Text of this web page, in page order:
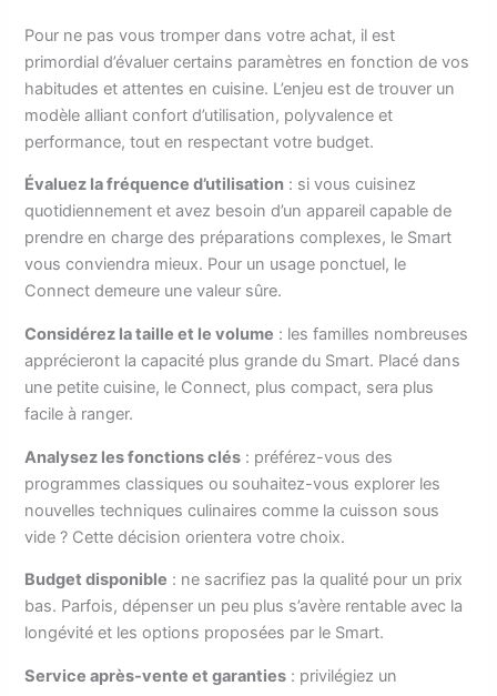
Pour ne pas vous tromper dans votre achat, il est
primordial d’évaluer certains paramètres en fonction de vos
habitudes et attentes en cuisine. L’enjeu est de trouver un
modèle alliant confort d’utilisation, polyvalence et
performance, tout en respectant votre budget.
Évaluez la fréquence d’utilisation : si vous cuisinez
quotidiennement et avez besoin d’un appareil capable de
prendre en charge des préparations complexes, le Smart
vous conviendra mieux. Pour un usage ponctuel, le
Connect demeure une valeur sûre.
Considérez la taille et le volume : les familles nombreuses
apprécieront la capacité plus grande du Smart. Placé dans
une petite cuisine, le Connect, plus compact, sera plus
facile à ranger.
Analysez les fonctions clés : préférez-vous des
programmes classiques ou souhaitez-vous explorer les
nouvelles techniques culinaires comme la cuisson sous
vide ? Cette décision orientera votre choix.
Budget disponible : ne sacrifiez pas la qualité pour un prix
bas. Parfois, dépenser un peu plus s’avère rentable avec la
longévité et les options proposées par le Smart.
Service après-vente et garanties : privilégiez un